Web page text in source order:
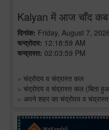
Kalyan में आज चाँद कब
दिनांक: Friday, August 7,
चन्द्रोदय: 12:18:59 AM
चन्द्रास्त: 02:03:59 PM
» चंद्रोदय व चंद्रास्त कल
» चंद्रोदय व चंद्रास्त कल (बिता
» अपने शहर का चंद्रोदय व